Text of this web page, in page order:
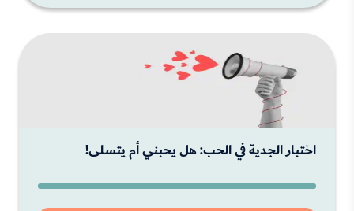
اختبار الجدية في الحب: هل يحبني أم يتسلى!